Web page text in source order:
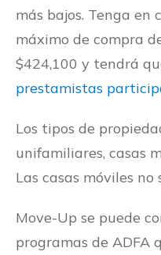
más bajos. Tenga en
máximo de compra
$424,100 y tendrá
prestamistas
Los tipos de
unifamiliares, casas
Las casas móviles no
Move-Up se puede
programas de ADFA